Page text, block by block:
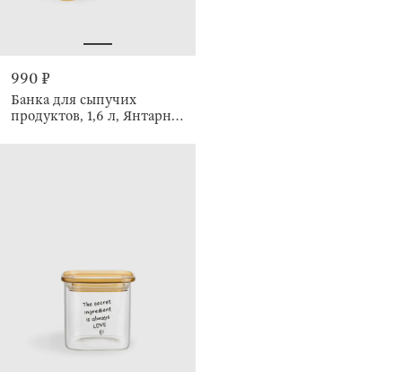
990 ₽
Банка для сыпучих
продуктов, 1,6 л, Янтарная